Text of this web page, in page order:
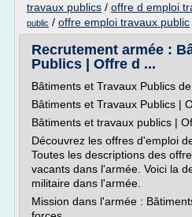
travaux publics / offre d emploi
public / offre emploi travaux public
Recrutement armée :
Publics | Offre d ...
Bâtiments et Travaux Publics
Bâtiments et Travaux Publics |
Bâtiments et travaux publics |
Découvrez les offres d'emploi
Toutes les descriptions des
vacants dans l'armée. Voici la
militaire dans l'armée.
Mission dans l'armée :